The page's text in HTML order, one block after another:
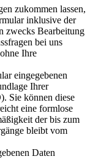
zukommen lassen,
inklusive der
zwecks Bearbeitung
bei uns
Ihre
eingegebenen
Ihrer
Sie können diese
eine formlose
der bis zum
bleibt vom
Daten